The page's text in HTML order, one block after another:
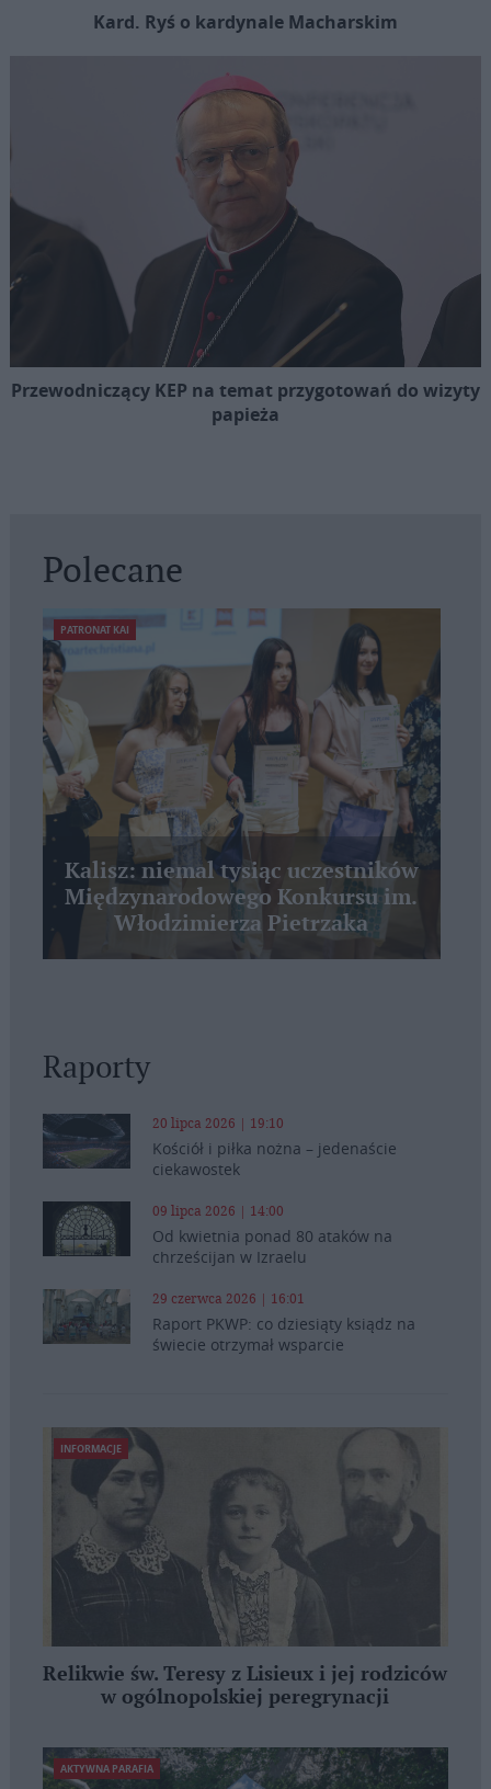
Kard. Ryś o kardynale Macharskim
Przewodniczący KEP na temat przygotowań do wizyty
papieża
Polecane
PATRONAT KAI
Kalisz: niemal tysiąc uczestników
Międzynarodowego Konkursu im.
Włodzimierza Pietrzaka
Raporty
20 lipca 2026 | 19:10
Kościół i piłka nożna – jedenaście
ciekawostek
09 lipca 2026 | 14:00
Od kwietnia ponad 80 ataków na
chrześcijan w Izraelu
29 czerwca 2026 | 16:01
Raport PKWP: co dziesiąty ksiądz na
świecie otrzymał wsparcie
INFORMACJE
Relikwie św. Teresy z Lisieux i jej rodziców
w ogólnopolskiej peregrynacji
AKTYWNA PARAFIA